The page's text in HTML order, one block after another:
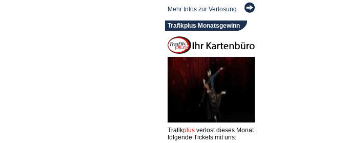
Mehr Infos zur Verlosung
Trafikplus Monatsgewinn
Trafikplusverlost dieses Monat
folgende Tickets mit uns: